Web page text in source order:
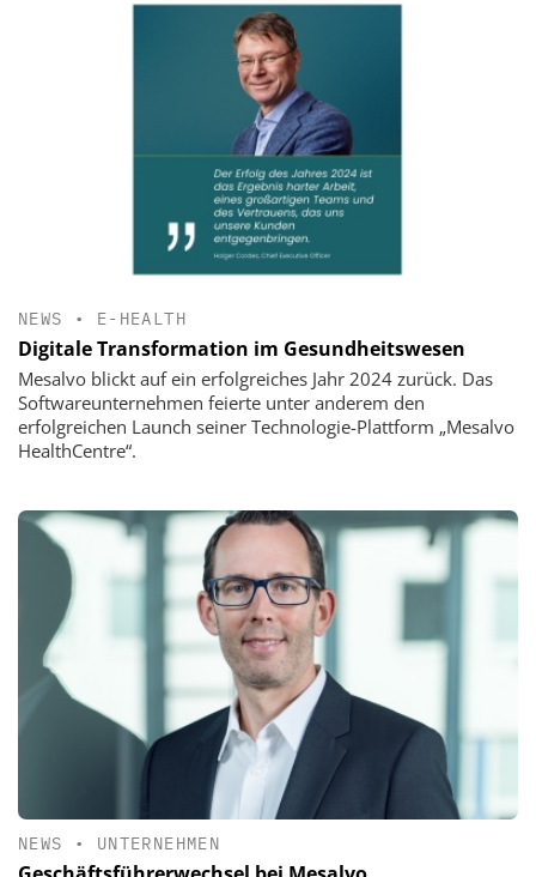
NEWS • E-HEALTH
Digitale Transformation im Gesundheitswesen
Mesalvo blickt auf ein erfolgreiches Jahr 2024 zurück. Das
Softwareunternehmen feierte unter anderem den
erfolgreichen Launch seiner Technologie-Plattform „Mesalvo
HealthCentre“.
NEWS • UNTERNEHMEN